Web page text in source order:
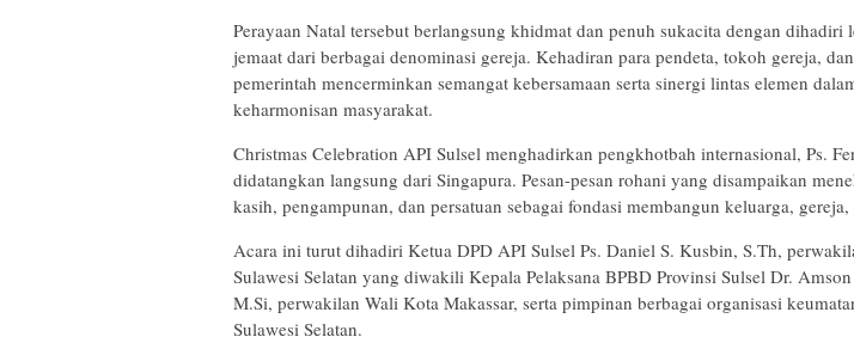
Perayaan Natal tersebut berlangsung khidmat dan penuh sukacita dengan dihadiri
jemaat dari berbagai denominasi gereja. Kehadiran para pendeta, tokoh gereja,
pemerintah mencerminkan semangat kebersamaan serta sinergi lintas elemen
keharmonisan masyarakat.
Christmas Celebration API Sulsel menghadirkan pengkhotbah internasional, Ps.
didatangkan langsung dari Singapura. Pesan-pesan rohani yang disampaikan
kasih, pengampunan, dan persatuan sebagai fondasi membangun keluarga, gereja,
Acara ini turut dihadiri Ketua DPD API Sulsel Ps. Daniel S. Kusbin, S.Th,
Sulawesi Selatan yang diwakili Kepala Pelaksana BPBD Provinsi Sulsel Dr. Amson
M.Si, perwakilan Wali Kota Makassar, serta pimpinan berbagai organisasi
Sulawesi Selatan.